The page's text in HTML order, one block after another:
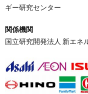
ギー研究センター
関係機関
国立研究開発法人 新エネ